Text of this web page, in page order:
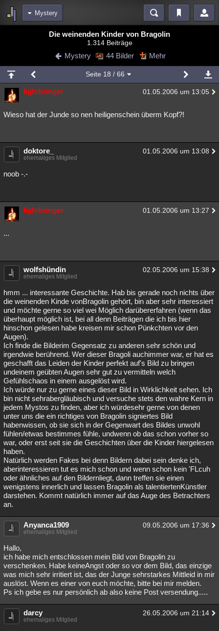
Mystery
Blogs Videos
Chat Wiki Neuigkeiten
meine Rubriken
Menschen Wissenschaft Mystery Kriminalfälle
Spiritualität Verschwörungen Technologie Ufologie
weitere Rubriken
Philosophie Träume
Musik Clash Verbesserungen Allmystery English
Übersichten
Die weinenden Kinder von Bragolin
1.314 Beiträge
Mystery 44 Bilder Mehr
Seite 18 / 66
lightbringer 01.05.2006 um 13:05
Wieso hat der Junde so nen heiligenschein überm Kopf?!
doktore_ 01.05.2006 um 13:08
ehemaliges Mitglied
noob -.-
lightbringer 01.05.2006 um 13:27
...
wolfshündin 02.05.2006 um 15:38
ehemaliges Mitglied
hmm ... interessante Geschichte. Hab bis gerade noch nichts über
die weinenden Kinde vonBragolin gehört, bin aber sehr interessiert
und möchte gerne so viel wei Möglich darübererfahren (wenn das
überhaupt möglich ist, bei all denn Beiträgen die ich bis hier
hinschon gelesen habe kreisen mir schon Pünkchten vor den
Augen).
Ich finde die Bilderim Gegensatz zu anderen sehr schön und
irgendwie berührend. Wer dieser Bragoli auchimmer war, er hat es
geschafft das Leiden der Kinder perfekt auf's Bild zu bringen
undeinem geübten Augen sehr gut zu vermitteln welch
Gefühlschaos in einem ausgelöst wird.
Ich würde nur zu gerne eines dieser Bild in Wirklichkeit sehen. Ich
bin nicht sehrabergläubisch und versuche stets den wahre Kern in
jedem Mystos zu finden, aber ich würdesehr gerne von denen
unter uns die ein richtiges von Bragolin signiertes Bild
habenwissen, ob sie sich in der Gegenwart des Bildes unwohl
fühlen/etwas bestimmes fühle, undwenn ob das schon vorher so
war, oder erst seit sie die Geschichten über die Kinder hiergelesen
haben.
Natürlich werden Fakes bei denn Bildern dabei sein denke ich,
aberinteressieren tut es mich schon und wenn schon kein 'FLcuh
oder ähnliches auf den Bildernliegt, dann treffen sie einen
wenigstens innerlich und lassen Bragolin als talentiertenKünstler
darstehen. Kommt natürlich immer auf das Auge des Betrachters
an.
Anyanca1909 09.05.2006 um 17:36
ehemaliges Mitglied
Hallo,
ich habe mich entschlossen mein Bild von Bragolin zu
verschenken. Habe keineAngst oder so vor dem Bild, das einzige
was mich sehr irritiert ist, das der Junge sehrstarkes Mittleid in mir
auslöst. Wenn es einer von euch möchte, bitte bei mir melden.
Ps ich gebe es nur persönlich ab also keine Post versendung.....
darcy 26.05.2006 um 21:14
ehemaliges Mitglied